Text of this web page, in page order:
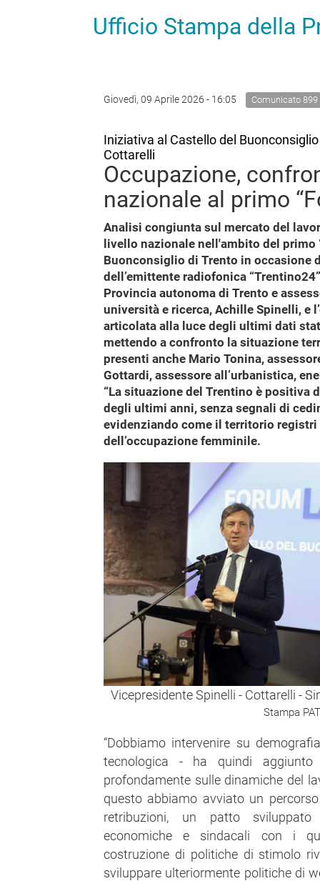
Ufficio Stampa della
Giovedì, 09 Aprile 2026 - 16:05 Comunicato 899
Iniziativa al Castello del
Cottarelli
Occupazione,
nazionale al primo
Analisi congiunta sul mercato del
livello nazionale nell'ambito del primo
Buonconsiglio di Trento in occasione
dell’emittente radiofonica
Provincia autonoma di Trento e
università e ricerca, Achille Spinelli, e
articolata alla luce degli ultimi dati
mettendo a confronto la situazione
presenti anche Mario Tonina,
Gottardi, assessore all’urbanistica,
“La situazione del Trentino è positiva
degli ultimi anni, senza segnali di
evidenziando come il territorio
dell’occupazione femminile.
Vicepresidente Spinelli - Cottarelli -
Stampa
“Dobbiamo intervenire su
tecnologica - ha quindi
profondamente sulle dinamiche del
questo abbiamo avviato un
retribuzioni, un patto sviluppato
economiche e sindacali con i
costruzione di politiche di stimolo
sviluppare ulteriormente politiche di